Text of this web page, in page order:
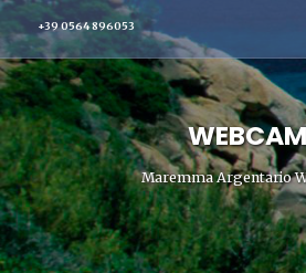
+39 0564 896053
WEBCAM
Maremma Argentario